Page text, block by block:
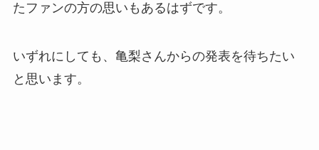
たファンの方の思いもあるはずです。
いずれにしても、亀梨さんからの発表を待ちたい
と思います。